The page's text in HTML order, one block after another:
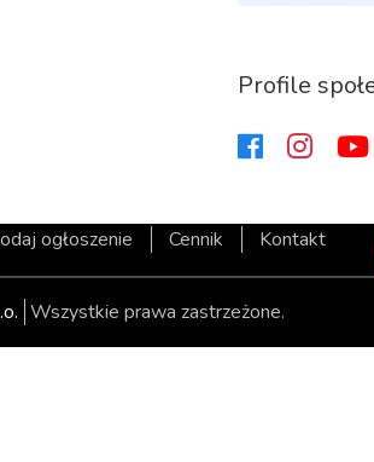
Profile
ogłoszenie Cennik Kontakt
Wszystkie prawa zastrzeżone.